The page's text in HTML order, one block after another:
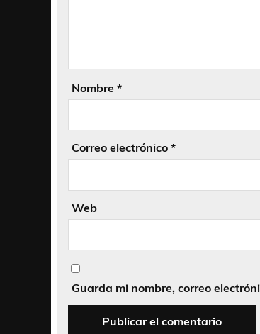
Nombre *
Correo electrónico *
Web
Guarda mi nombre, correo